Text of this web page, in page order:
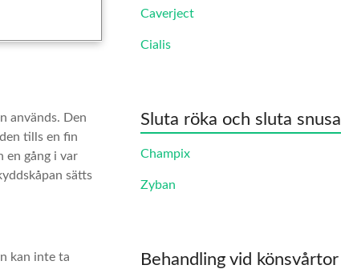
används. Den
tills en fin
en gång i var
sätts
kan inte ta
Caverject
Cialis
Sluta röka och sluta snusa
Champix
Zyban
Behandling vid könsvårtor